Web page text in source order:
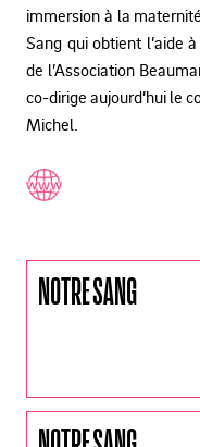
immersion à la
Sang qui obtient l’aide
de l’Association
co-dirige aujourd’hui le
Michel.
NOTRE SANG